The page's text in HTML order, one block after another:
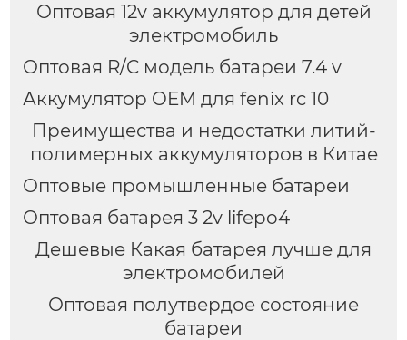
Оптовая 12v аккумулятор для детей
электромобиль
Оптовая R/C модель батареи 7.4 v
Аккумулятор OEM для fenix rc 10
Преимущества и недостатки литий-
полимерных аккумуляторов в Китае
Оптовые промышленные батареи
Оптовая батарея 3 2v lifepo4
Дешевые Какая батарея лучше для
электромобилей
Оптовая полутвердое состояние
батареи